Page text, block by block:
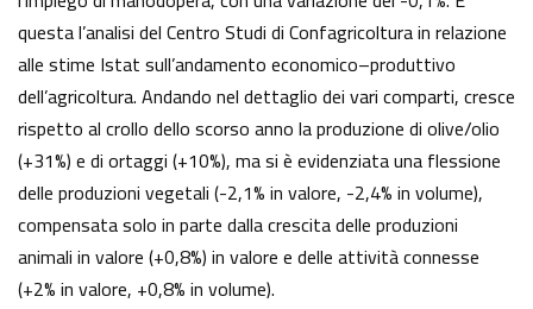
questa l’analisi del Centro Studi di Confagricoltura in relazione
alle stime Istat sull’andamento economico–produttivo
dell’agricoltura. Andando nel dettaglio dei vari comparti, cresce
rispetto al crollo dello scorso anno la produzione di olive/olio
(+31%) e di ortaggi (+10%), ma si è evidenziata una flessione
delle produzioni vegetali (-2,1% in valore, -2,4% in volume),
compensata solo in parte dalla crescita delle produzioni
animali in valore (+0,8%) in valore e delle attività connesse
(+2% in valore, +0,8% in volume).